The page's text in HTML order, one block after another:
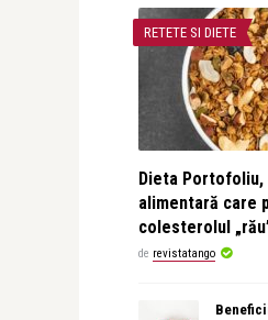
RETETE SI DIETE
Dieta
alimentară care
colesterolul
de revistatango